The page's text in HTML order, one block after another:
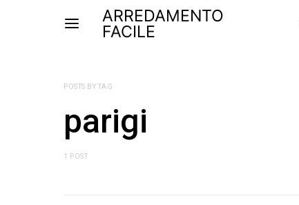
ARREDAMENTO
FACILE
POSTS BY TAG
parigi
1 POST